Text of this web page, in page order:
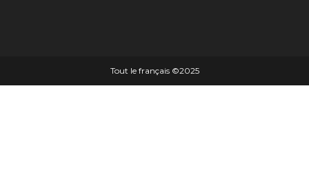
Tout le français ©️2025